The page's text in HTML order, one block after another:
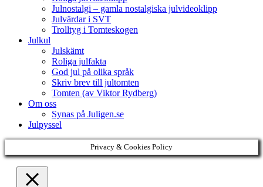
Julnostalgi – gamla nostalgiska julvideoklipp
Julvärdar i SVT
Trolltyg i Tomteskogen
Julkul
Julskämt
Roliga julfakta
God jul på olika språk
Skriv brev till jultomten
Tomten (av Viktor Rydberg)
Om oss
Synas på Juligen.se
Julpyssel
Privacy & Cookies Policy